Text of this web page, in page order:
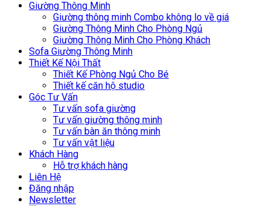
Giường Thông Minh
Giường thông minh Combo không lo về giá
Giường Thông Minh Cho Phòng Ngủ
Giường Thông Minh Cho Phòng Khách
Sofa Giường Thông Minh
Thiết Kế Nội Thất
Thiết Kế Phòng Ngủ Cho Bé
Thiết kế căn hộ studio
Góc Tư Vấn
Tư vấn sofa giường
Tư vấn giường thông minh
Tư vấn bàn ăn thông minh
Tư vấn vật liệu
Khách Hàng
Hỗ trợ khách hàng
Liên Hệ
Đăng nhập
Newsletter